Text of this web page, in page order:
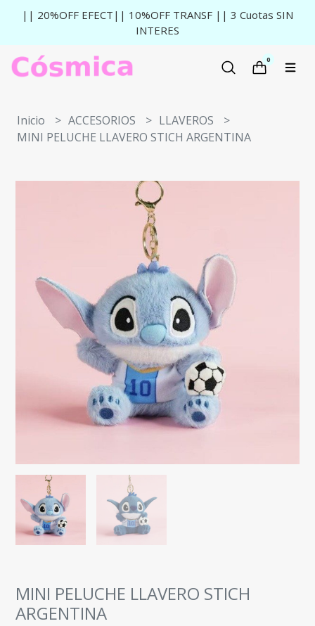
|| 20%OFF EFECT|| 10%OFF TRANSF || 3 Cuotas SIN
INTERES
0
Inicio ACCESORIOS
LLAVEROS
MINI PELUCHE LLAVERO STICH ARGENTINA
MINI PELUCHE LLAVERO STICH
ARGENTINA